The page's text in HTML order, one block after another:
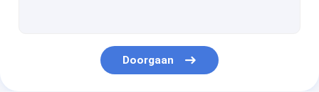
Vision System
Doorgaan